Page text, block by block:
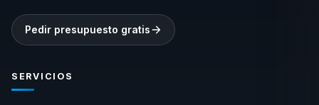
Pedir presupuesto gratis
SERVICIOS